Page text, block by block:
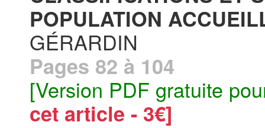
POPULATION
GÉRARDIN
Pages 82 à 104
[Version PDF gratuite
cet article - 3€]